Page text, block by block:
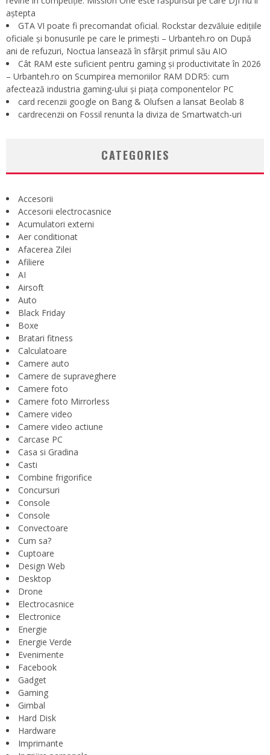
aștepta
GTA VI poate fi precomandat oficial. Rockstar dezvăluie edițiile
oficiale și bonusurile pe care le primești – Urbanteh.ro on După
ani de refuzuri, Noctua lansează în sfârșit primul său AIO
Cât RAM este suficient pentru gaming și productivitate în 2026
– Urbanteh.ro on Scumpirea memoriilor RAM DDR5: cum
afectează industria gaming-ului și piața componentelor PC
card recenzii google on Bang & Olufsen a lansat Beolab 8
cardrecenzii on Fossil renunta la diviza de Smartwatch-uri
CATEGORIES
Accesorii
Accesorii electrocasnice
Acumulatori externi
Aer conditionat
Afacerea Zilei
Afiliere
AI
Airsoft
Auto
Black Friday
Boxe
Bratari fitness
Calculatoare
Camere auto
Camere de supraveghere
Camere foto
Camere foto Mirrorless
Camere video
Camere video actiune
Carcase PC
Casa si Gradina
Casti
Combine frigorifice
Concursuri
Console
Console
Convectoare
Cum sa?
Cuptoare
Design Web
Desktop
Drone
Electrocasnice
Electronice
Energie
Energie Verde
Evenimente
Facebook
Gadget
Gaming
Gimbal
Hard Disk
Hardware
Imprimante